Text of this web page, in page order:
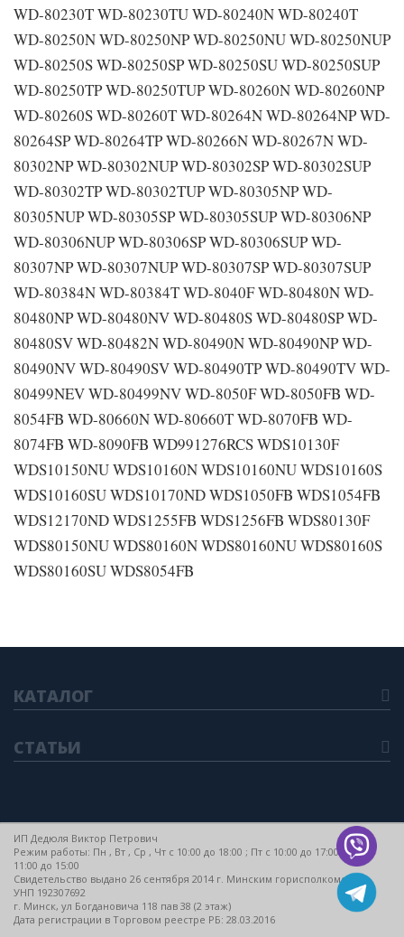
WD-80230T WD-80230TU WD-80240N WD-80240T
WD-80250N WD-80250NP WD-80250NU WD-80250NUP
WD-80250S WD-80250SP WD-80250SU WD-80250SUP
WD-80250TP WD-80250TUP WD-80260N WD-80260NP
WD-80260S WD-80260T WD-80264N WD-80264NP WD-
80264SP WD-80264TP WD-80266N WD-80267N WD-
80302NP WD-80302NUP WD-80302SP WD-80302SUP
WD-80302TP WD-80302TUP WD-80305NP WD-
80305NUP WD-80305SP WD-80305SUP WD-80306NP
WD-80306NUP WD-80306SP WD-80306SUP WD-
80307NP WD-80307NUP WD-80307SP WD-80307SUP
WD-80384N WD-80384T WD-8040F WD-80480N WD-
80480NP WD-80480NV WD-80480S WD-80480SP WD-
80480SV WD-80482N WD-80490N WD-80490NP WD-
80490NV WD-80490SV WD-80490TP WD-80490TV WD-
80499NEV WD-80499NV WD-8050F WD-8050FB WD-
8054FB WD-80660N WD-80660T WD-8070FB WD-
8074FB WD-8090FB WD991276RCS WDS10130F
WDS10150NU WDS10160N WDS10160NU WDS10160S
WDS10160SU WDS10170ND WDS1050FB WDS1054FB
WDS12170ND WDS1255FB WDS1256FB WDS80130F
WDS80150NU WDS80160N WDS80160NU WDS80160S
WDS80160SU WDS8054FB
КАТАЛОГ
СТАТЬИ
ИП Дедюля Виктор Петрович
Режим работы: Пн , Вт , Ср , Чт c 10:00 до 18:00 ; Пт c 10:00 до 17:00 ; Сб c
11:00 до 15:00
Свидетельство выдано 26 сентября 2014 г. Минским горисполкомом
УНП 192307692
г. Минск, ул Богдановича 118 пав 38 (2 этаж)
Дата регистрации в Торговом реестре РБ: 28.03.2016